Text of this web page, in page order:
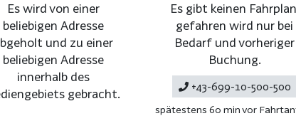
Es wird von einer
beliebigen Adresse
und zu einer
beliebigen Adresse
innerhalb des
gebracht.
Es gibt keinen
gefahren wird nur bei
Bedarf und vorheriger
Buchung.
+43-699-10-500-500
spätestens 60 min vor